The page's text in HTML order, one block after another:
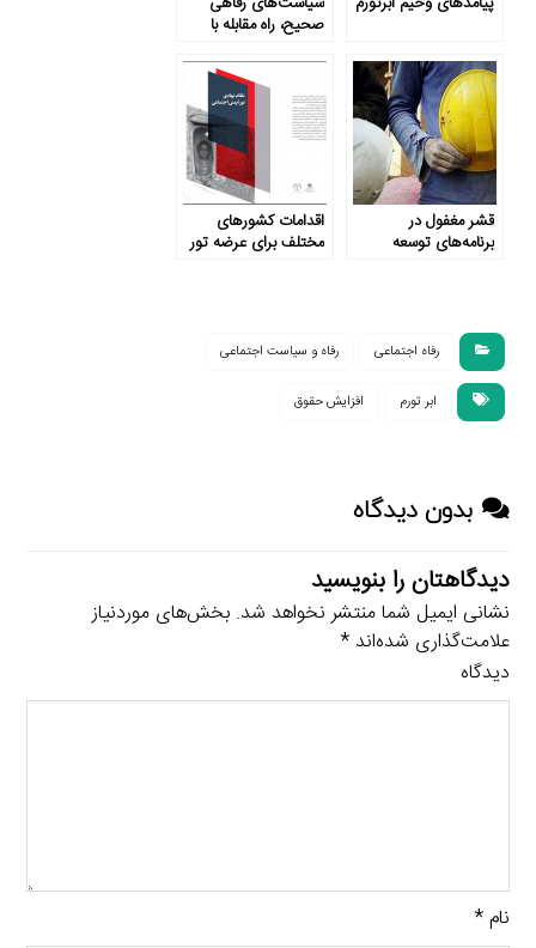
صحیح، راه مقابله با
قشر مغفول در
برنامه‌های توسعه
اقدامات کشورهای
مختلف برای عرضه تور
رفاه اجتماعی رفاه و سیاست اجتماعی
ابر تورم افزایش حقوق
بدون دیدگاه
دیدگاهتان را بنویسید
نشانی ایمیل شما منتشر نخواهد شد. بخش‌های موردنیاز
علامت‌گذاری شده‌اند*
دیدگاه
نام*